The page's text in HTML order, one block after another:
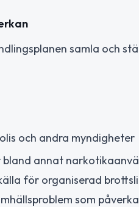
samla och
och andra myndigheter
annat
för organiserad
som